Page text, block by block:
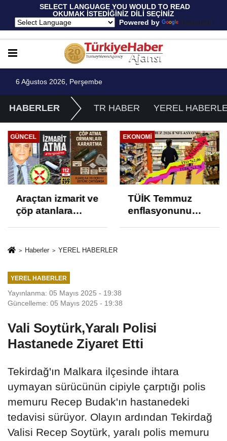
SELECT LANGUAGE YOU WOULD TO READ
OKUMAK İSTEDİĞİNİZ DİLİ SEÇİNİZ
Powered by
Translate
6 Ağustos 2026, Perşembe
HABERLER TR HABER YEREL
Araçtan izmarit ve
çöp atanlara
izmariti
EKONOMI
TÜİK Temmuz
enflasyonunu
açıkladı
Haberler YEREL HABERLER
YEREL HABERLER
Yayınlanma: 05 Mayıs 2025 - 19:38
Güncelleme: 05 Mayıs 2025 - 19:38
Vali Soytürk,Yaralı Polisi
Hastanede Ziyaret Etti
Tekirdağ'ın Malkara ilçesinde ihtara
uymayan sürücünün cipiyle çarptığı polis
memuru Recep Budak'ın hastanedeki
tedavisi sürüyor. Olayın ardından Tekirdağ
Valisi Recep Soytürk, yaralı polis memuru